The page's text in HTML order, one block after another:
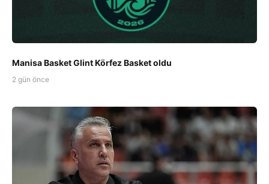
Manisa Basket Glint Körfez Basket oldu
2 gün önce